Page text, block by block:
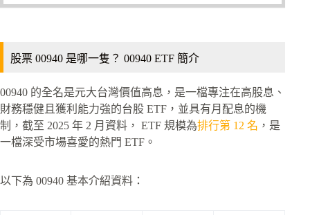
股票 00940 是哪一隻？ 00940 ETF 簡介
00940 的全名是元大台灣價值高息，是一檔專注在高股息、
財務穩健且獲利能力強的台股 ETF，並具有月配息的機
制，截至 2025 年 2 月資料， ETF 規模為排行第 12 名 ，是
一檔深受市場喜愛的熱門 ETF。
以下為 00940 基本介紹資料：